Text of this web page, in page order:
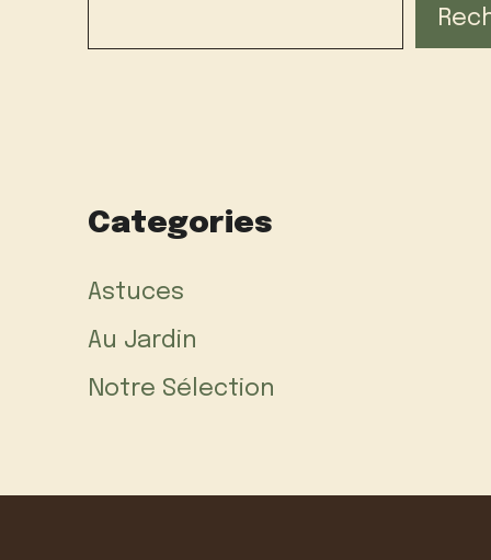
Categories
Astuces
Au Jardin
Notre Sélection